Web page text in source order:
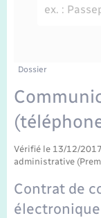
Etat-civil -
Parrainage civil
Concessions
Nouvel
Numérique
Organisation
Transports
Travaux -
Plan interactif
Dossier
Vérifié le 13/12/
administrative
Contrat de